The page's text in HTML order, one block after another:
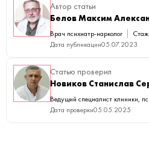
Автор статьи
Белов Максим
Врач психиатр-нарколог
Дата публикации05.07.2023
Статью проверил
Новиков Станислав
Ведущий специалист клиники,
Дата проверки05.05.2025